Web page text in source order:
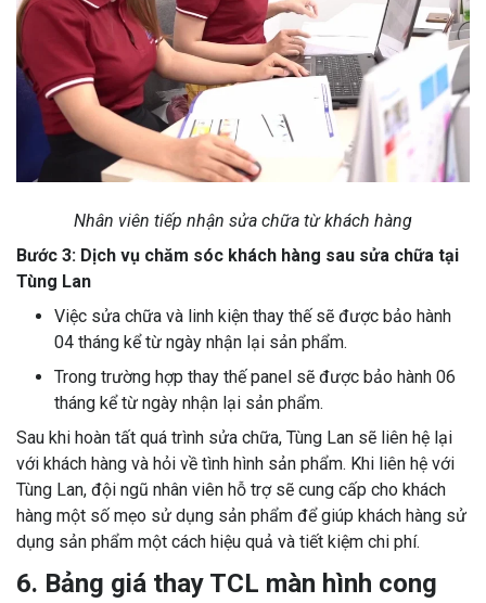
Nhân viên tiếp nhận sửa chữa từ khách hàng
Bước 3: Dịch vụ chăm sóc khách hàng sau sửa chữa tại
Tùng Lan
Việc sửa chữa và linh kiện thay thế sẽ được bảo hành
04 tháng kể từ ngày nhận lại sản phẩm.
Trong trường hợp thay thế panel sẽ được bảo hành 06
tháng kể từ ngày nhận lại sản phẩm.
Sau khi hoàn tất quá trình sửa chữa, Tùng Lan sẽ liên hệ lại
với khách hàng và hỏi về tình hình sản phẩm. Khi liên hệ với
Tùng Lan, đội ngũ nhân viên hỗ trợ sẽ cung cấp cho khách
hàng một số mẹo sử dụng sản phẩm để giúp khách hàng sử
dụng sản phẩm một cách hiệu quả và tiết kiệm chi phí.
6. Bảng giá thay TCL màn hình cong